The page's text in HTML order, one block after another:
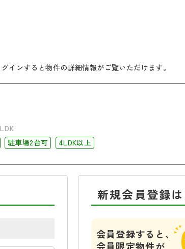
インすると物件の詳細情報がご覧いただけます。
駐車場2台可 4LDK以上
新規会員登録
会員登録すると、
会員限定物件が